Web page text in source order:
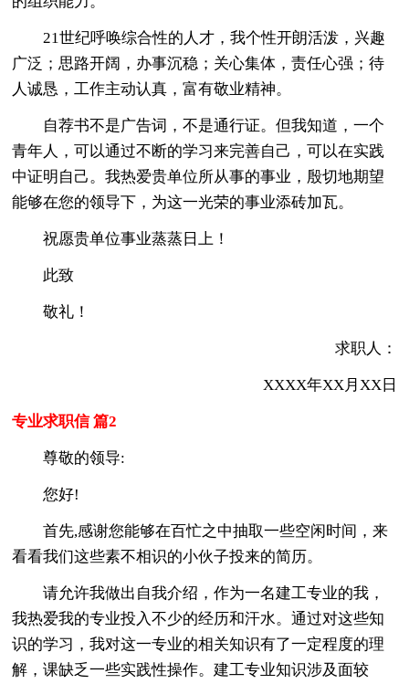
21世纪呼唤综合性的人才，我个性开朗活泼，兴趣
广泛；思路开阔，办事沉稳；关心集体，责任心强；待
人诚恳，工作主动认真，富有敬业精神。
自荐书不是广告词，不是通行证。但我知道，一个
青年人，可以通过不断的学习来完善自己，可以在实践
中证明自己。我热爱贵单位所从事的事业，殷切地期望
能够在您的领导下，为这一光荣的事业添砖加瓦。
祝愿贵单位事业蒸蒸日上！
此致
敬礼！
求职人：
XXXX年XX月XX日
专业求职信 篇2
尊敬的领导:
您好!
首先,感谢您能够在百忙之中抽取一些空闲时间，来
看看我们这些素不相识的小伙子投来的简历。
请允许我做出自我介绍，作为一名建工专业的我，
我热爱我的专业投入不少的经历和汗水。通过对这些知
识的学习，我对这一专业的相关知识有了一定程度的理
解，课缺乏一些实践性操作。建工专业知识涉及面较